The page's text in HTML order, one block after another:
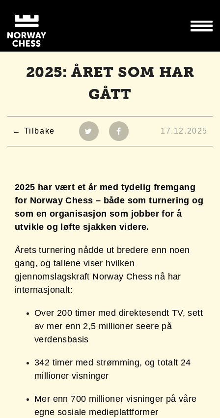
2025: ÅRET SOM HAR
GÅTT
Tilbake 17.12.2025
2025 har vært et år med tydelig fremgang
for Norway Chess – både som turnering og
som en organisasjon som jobber for å
utvikle og løfte sjakken videre.
Årets turnering nådde ut bredere enn noen
gang, og tallene viser hvilken
gjennomslagskraft Norway Chess nå har
internasjonalt:
Over 200 timer med direktesendt TV, sett
av mer enn 2,5 millioner seere på
verdensbasis
342 timer med strømming, og totalt 24
millioner visninger
Mer enn 700 millioner visninger på våre
egne sosiale medieplattformer